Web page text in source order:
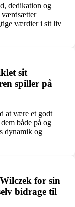
dedikation og
værdsætter
værdier i sit liv
sit
spiller på
at være et godt
både på og
dynamik og
for sin
bidrage til